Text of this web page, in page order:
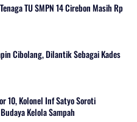
TU SMPN 14 Cirebon Masih Rp
Cibolang, Dilantik Sebagai Kades
10, Kolonel Inf Satyo Soroti
Kelola Sampah